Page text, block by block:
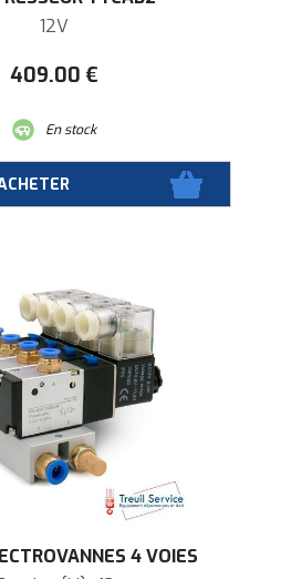
12V
409.00 €
En stock
4 VOIES